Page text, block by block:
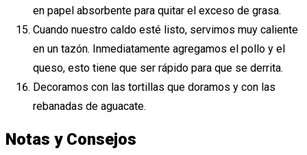
en papel absorbente para quitar el exceso de grasa.
Cuando nuestro caldo esté listo, servimos muy caliente
en un tazón. Inmediatamente agregamos el pollo y el
queso, esto tiene que ser rápido para que se derrita.
Decoramos con las tortillas que doramos y con las
rebanadas de aguacate.
Notas y Consejos